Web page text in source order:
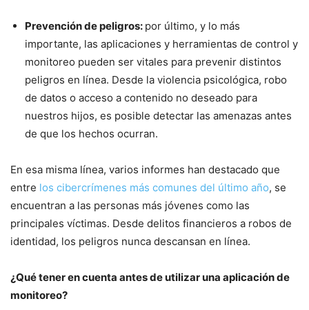
Prevención de peligros: por último, y lo más
importante, las aplicaciones y herramientas de control y
monitoreo pueden ser vitales para prevenir distintos
peligros en línea. Desde la violencia psicológica, robo
de datos o acceso a contenido no deseado para
nuestros hijos, es posible detectar las amenazas antes
de que los hechos ocurran.
En esa misma línea, varios informes han destacado que
entre los cibercrímenes más comunes del último año, se
encuentran a las personas más jóvenes como las
principales víctimas. Desde delitos financieros a robos de
identidad, los peligros nunca descansan en línea.
¿Qué tener en cuenta antes de utilizar una aplicación de
monitoreo?